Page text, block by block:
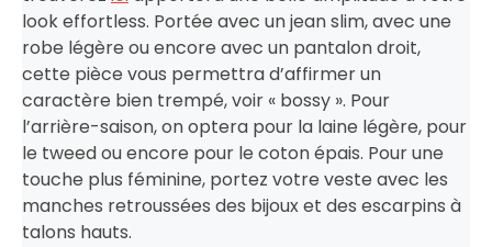
look effortless. Portée avec un jean slim, avec une
robe légère ou encore avec un pantalon droit,
cette pièce vous permettra d’affirmer un
caractère bien trempé, voir « bossy ». Pour
l’arrière-saison, on optera pour la laine légère, pour
le tweed ou encore pour le coton épais. Pour une
touche plus féminine, portez votre veste avec les
manches retroussées des bijoux et des escarpins à
talons hauts.